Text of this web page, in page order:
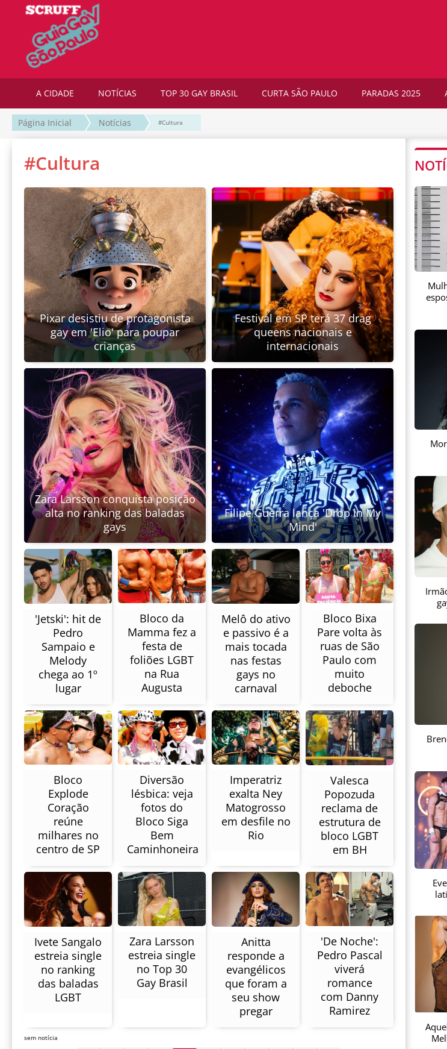
A CIDADE NOTÍCIAS TOP 30 GAY BRASIL CURTA SÃO PAULO PARADAS 2025
Página Inicial Notícias #Cultura
#Cultura
Pixar desistiu de protagonista
gay em 'Elio' para poupar
crianças
Festival em SP terá 37 drag
queens nacionais e
internacionais
Zara Larsson conquista posição
alta no ranking das baladas
gays
Filipe Guerra lança 'Drop in My
Mind'
'Jetski': hit de
Pedro
Sampaio e
Melody
chega ao 1º
lugar
Bloco da
Mamma fez a
festa de
foliões LGBT
na Rua
Augusta
Melô do ativo
e passivo é a
mais tocada
nas festas
gays no
carnaval
Bloco Bixa
Pare volta às
ruas de São
Paulo com
muito
deboche
Bloco
Explode
Coração
reúne
milhares no
centro de SP
Diversão
lésbica: veja
fotos do
Bloco Siga
Bem
Caminhoneira
Imperatriz
exalta Ney
Matogrosso
em desfile no
Rio
Valesca
Popozuda
reclama de
estrutura de
bloco LGBT
em BH
Ivete Sangalo
estreia single
no ranking
das baladas
LGBT
Zara Larsson
estreia single
no Top 30
Gay Brasil
Anitta
responde a
evangélicos
que foram a
seu show
pregar
'De Noche':
Pedro Pascal
viverá
romance
com Danny
Ramirez
sem notícia